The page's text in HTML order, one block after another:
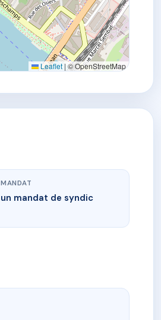
Leaflet | © OpenStreetMap
MANDAT
un mandat de syndic